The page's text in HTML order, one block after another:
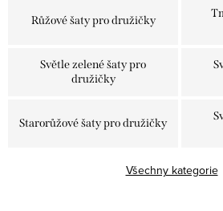
Růžové šaty pro družičky
Světle zelené šaty pro
družičky
Starorůžové šaty pro družičky
Šaty pro družičky olivověVšechny kategorie